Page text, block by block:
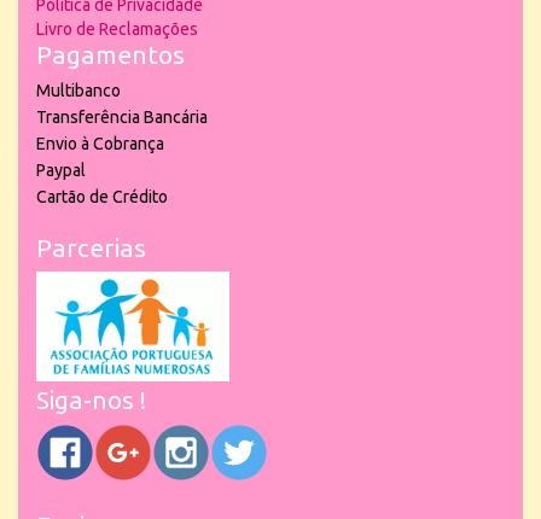
Política de Privacidade
Livro de Reclamações
Pagamentos
Multibanco
Transferência Bancária
Envio à Cobrança
Paypal
Cartão de Crédito
Parcerias
Siga-nos !